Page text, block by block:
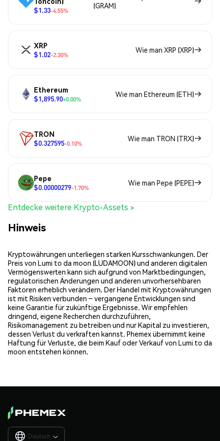
$1.33-4.55%
(GRAM)
XRP
$1.02-2.30%
Wie man XRP (XRP)
Ethereum
$1,895.90+0.00%
Wie man Ethereum (ETH)
TRON
$0.327595-0.10%
Wie man TRON (TRX)
Pepe
$0.00000279-1.70%
Wie man Pepe (PEPE)
Entdecke weitere Krypto-Assets >
Hinweis
Kryptowährungen unterliegen starken Kursschwankungen. Der
Preis von Lumi to da moon (LUDAMOON) und anderen digitalen
Vermögenswerten kann sich aufgrund von Marktbedingungen,
regulatorischen Änderungen und anderen unvorhersehbaren
Faktoren erheblich verändern. Der Handel mit Kryptowährungen
ist mit Risiken verbunden – vergangene Entwicklungen sind
keine Garantie für zukünftige Ergebnisse. Wir empfehlen
dringend, eigene Recherchen durchzuführen,
Risikomanagement zu betreiben und nur Kapital zu investieren,
dessen Verlust du verkraften kannst. Phemex übernimmt keine
Haftung für Verluste, die beim Kauf oder Verkauf von Lumi to da
moon entstehen können.
Deutsch 